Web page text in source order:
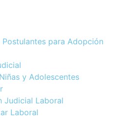
para Adopción
y Adolescentes
Judicial Laboral
Laboral